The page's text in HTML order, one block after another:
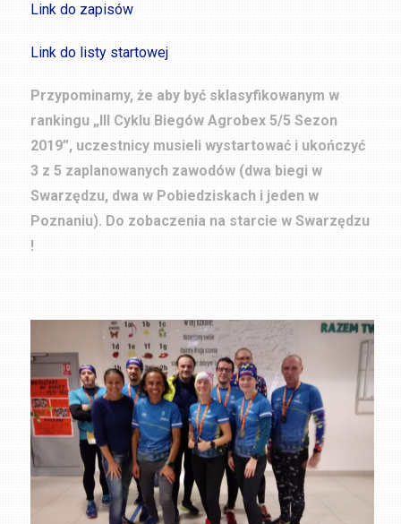
Link do zapisów
Link do listy startowej
Przypominamy, że aby być sklasyfikowanym w
rankingu „III Cyklu Biegów Agrobex 5/5 Sezon
2019”, uczestnicy musieli wystartować i ukończyć
3 z 5 zaplanowanych zawodów (dwa biegi w
Swarzędzu, dwa w Pobiedziskach i jeden w
Poznaniu). Do zobaczenia na starcie w Swarzędzu
!